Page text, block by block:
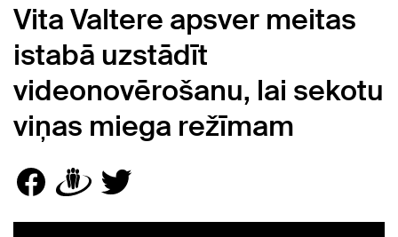
Vita Valtere apsver meitas
istabā uzstādīt
videonovērošanu, lai sekotu
viņas miega režīmam